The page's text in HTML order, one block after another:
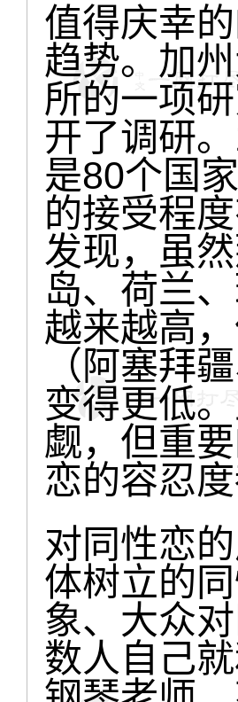
值得庆幸
趋势。加
所的一项
开了调研
是80个国
的接受程
发现，虽
岛、荷兰
越来越高
（阿塞拜
变得更低
觑，但重
恋的容忍
对同性恋
体树立的
象、大众
数人自己